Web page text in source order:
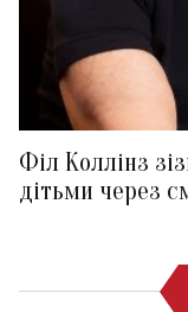
Філ Коллінз
дітьми через